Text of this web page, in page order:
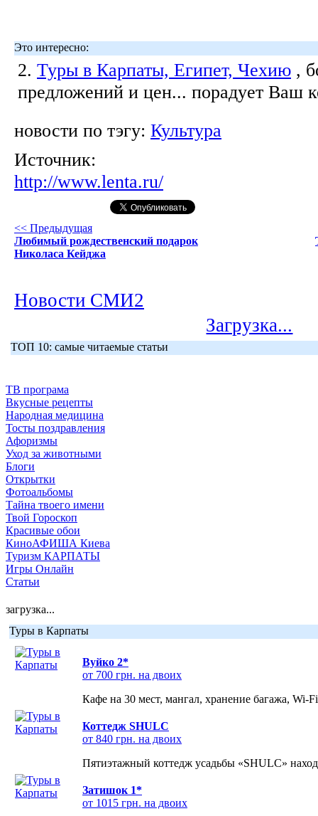
Это интересно:
2. Туры в Карпаты, Египет, Чехию ,
предложений и цен... порадует Ваш
новости по тэгу: Культура
Источник:
http://www.lenta.ru/
<< Предыдущая
Любимый рождественский подарок
Николаса Кейджа
Новости СМИ2
Загрузка...
ТОП 10: самые читаемые статьи
ТВ програма
Вкусные рецепты
Народная медицина
Тосты поздравления
Афоризмы
Уход за животными
Блоги
Открытки
Фотоальбомы
Тайна твоего имени
Твой Гороскоп
Красивые обои
КиноАФИША Киева
Туризм КАРПАТЫ
Игры Онлайн
Статьи
загрузка...
Туры в Карпаты
Вуйко 2*
от 700 грн. на двоих
Кафе на 30 мест, мангал, хранение багажа, Wi-
Коттедж SHULC
от 840 грн. на двоих
Пятиэтажный коттедж усадьбы «SHULC»
Затишок 1*
от 1015 грн. на двоих